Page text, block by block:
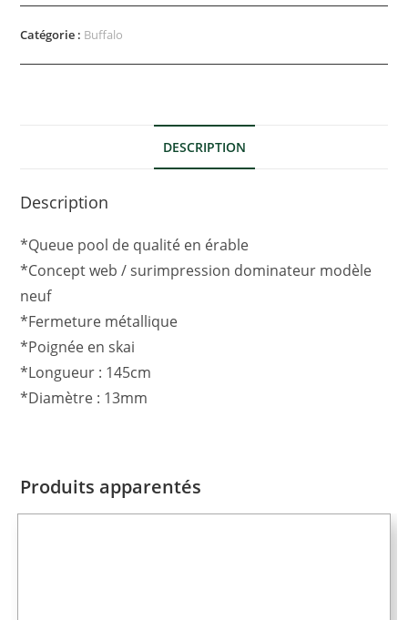
Catégorie : Buffalo
DESCRIPTION
Description
*Queue pool de qualité en érable
*Concept web / surimpression dominateur modèle
neuf
*Fermeture métallique
*Poignée en skai
*Longueur : 145cm
*Diamètre : 13mm
Produits apparentés